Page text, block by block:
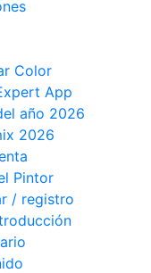
Color
App
año 2026
2026
Pintor
/ registro